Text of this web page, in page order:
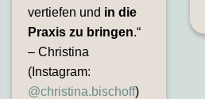
vertiefen und in die
Praxis zu bringen.“
– Christina
(Instagram:
@christina.bischoff)